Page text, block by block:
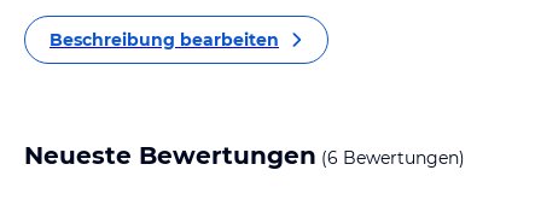
Beschreibung bearbeiten
Neueste Bewertungen (6 Bewertungen)